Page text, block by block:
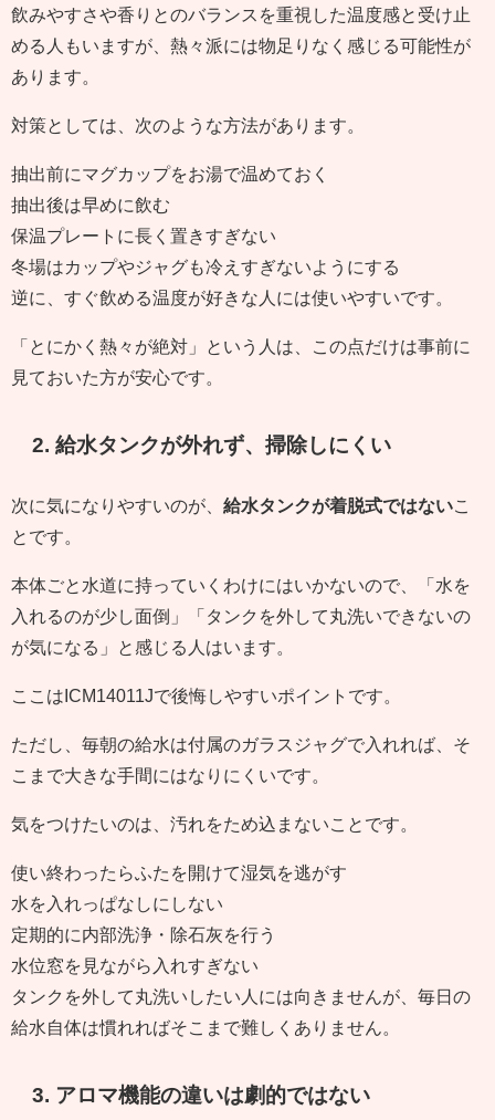
飲みやすさや香りとのバランスを重視した温度感と受け止
める人もいますが、熱々派には物足りなく感じる可能性が
あります。
対策としては、次のような方法があります。
抽出前にマグカップをお湯で温めておく
抽出後は早めに飲む
保温プレートに長く置きすぎない
冬場はカップやジャグも冷えすぎないようにする
逆に、すぐ飲める温度が好きな人には使いやすいです。
「とにかく熱々が絶対」という人は、この点だけは事前に
見ておいた方が安心です。
2. 給水タンクが外れず、掃除しにくい
次に気になりやすいのが、 給水タンクが着脱式ではない こ
とです。
本体ごと水道に持っていくわけにはいかないので、「水を
入れるのが少し面倒」「タンクを外して丸洗いできないの
が気になる」と感じる人はいます。
ここはICM14011Jで後悔しやすいポイントです。
ただし、毎朝の給水は付属のガラスジャグで入れれば、そ
こまで大きな手間にはなりにくいです。
気をつけたいのは、汚れをため込まないことです。
使い終わったらふたを開けて湿気を逃がす
水を入れっぱなしにしない
定期的に内部洗浄・除石灰を行う
水位窓を見ながら入れすぎない
タンクを外して丸洗いしたい人には向きませんが、毎日の
給水自体は慣れればそこまで難しくありません。
3. アロマ機能の違いは劇的ではない